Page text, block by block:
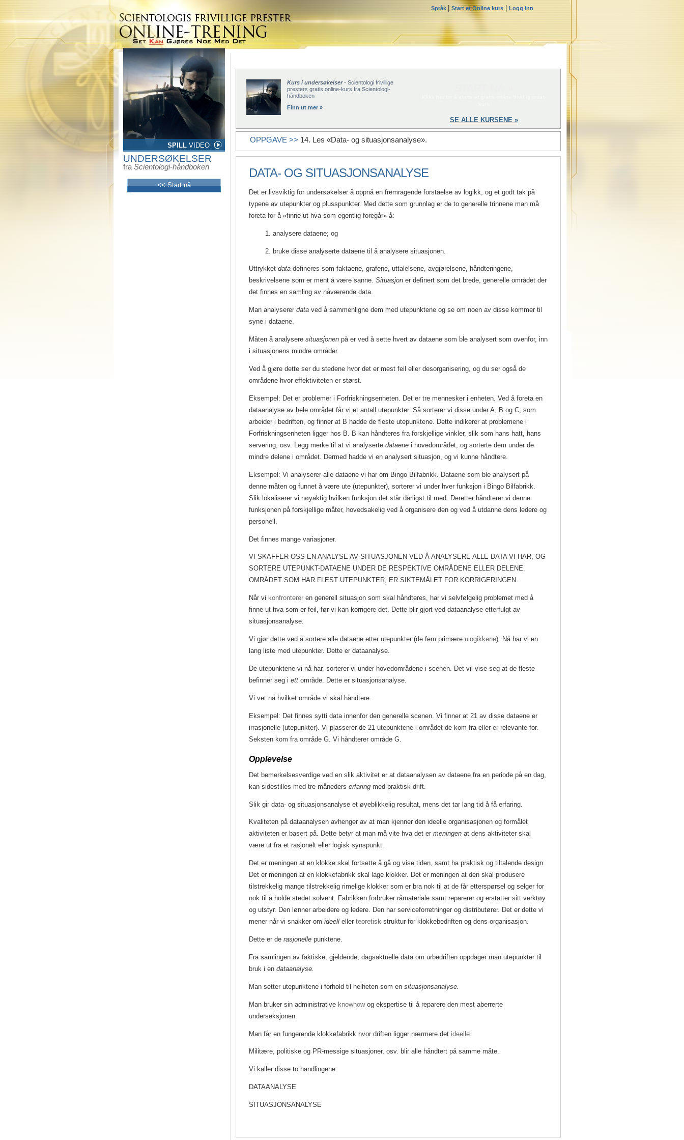
Språk Start et Online kurs Logg inn
SPILL VIDEO
UNDERSØKELSER
fra Scientologi-håndboken
<< Start nå
Kurs i undersøkelser- Scientologi frivillige
presters gratis online-kurs fra Scientologi-
håndboken
Finn ut mer »
SE ALLE KURSENE »
OPPGAVE >> 14. Les «Data- og situasjonsanalyse».
DATA- OG SITUASJONSANALYSE
Det er livsviktig for undersøkelser å oppnå en fremragende forståelse av logikk, og et godt tak på
typene av utepunkter og plusspunkter. Med dette som grunnlag er de to generelle trinnene man må
foreta for å «finne ut hva som egentlig foregår» å:
1. analysere dataene; og
2. bruke disse analyserte dataene til å analysere situasjonen.
Uttrykket data defineres som faktaene, grafene, uttalelsene, avgjørelsene, håndteringene,
beskrivelsene som er ment å være sanne. Situasjon er definert som det brede, generelle området der
det finnes en samling av nåværende data.
Man analyserer data ved å sammenligne dem med utepunktene og se om noen av disse kommer til
syne i dataene.
Måten å analysere situasjonen på er ved å sette hvert av dataene som ble analysert som ovenfor, inn
i situasjonens mindre områder.
Ved å gjøre dette ser du stedene hvor det er mest feil eller desorganisering, og du ser også de
områdene hvor effektiviteten er størst.
Eksempel: Det er problemer i Forfriskningsenheten. Det er tre mennesker i enheten. Ved å foreta en
dataanalyse av hele området får vi et antall utepunkter. Så sorterer vi disse under A, B og C, som
arbeider i bedriften, og finner at B hadde de fleste utepunktene. Dette indikerer at problemene i
Forfriskningsenheten ligger hos B. B kan håndteres fra forskjellige vinkler, slik som hans hatt, hans
servering, osv. Legg merke til at vi analyserte dataene i hovedområdet, og sorterte dem under de
mindre delene i området. Dermed hadde vi en analysert situasjon, og vi kunne håndtere.
Eksempel: Vi analyserer alle dataene vi har om Bingo Bilfabrikk. Dataene som ble analysert på
denne måten og funnet å være ute (utepunkter), sorterer vi under hver funksjon i Bingo Bilfabrikk.
Slik lokaliserer vi nøyaktig hvilken funksjon det står dårligst til med. Deretter håndterer vi denne
funksjonen på forskjellige måter, hovedsakelig ved å organisere den og ved å utdanne dens ledere og
personell.
Det finnes mange variasjoner.
VI SKAFFER OSS EN ANALYSE AV SITUASJONEN VED Å ANALYSERE ALLE DATA VI HAR, OG
SORTERE UTEPUNKT-DATAENE UNDER DE RESPEKTIVE OMRÅDENE ELLER DELENE.
OMRÅDET SOM HAR FLEST UTEPUNKTER, ER SIKTEMÅLET FOR KORRIGERINGEN.
Når vi konfronterer en generell situasjon som skal håndteres, har vi selvfølgelig problemet med å
finne ut hva som er feil, før vi kan korrigere det. Dette blir gjort ved dataanalyse etterfulgt av
situasjonsanalyse.
Vi gjør dette ved å sortere alle dataene etter utepunkter (de fem primære ulogikkene). Nå har vi en
lang liste med utepunkter. Dette er dataanalyse.
De utepunktene vi nå har, sorterer vi under hovedområdene i scenen. Det vil vise seg at de fleste
befinner seg i ett område. Dette er situasjonsanalyse.
Vi vet nå hvilket område vi skal håndtere.
Eksempel: Det finnes sytti data innenfor den generelle scenen. Vi finner at 21 av disse dataene er
irrasjonelle (utepunkter). Vi plasserer de 21 utepunktene i området de kom fra eller er relevante for.
Seksten kom fra område G. Vi håndterer område G.
Opplevelse
Det bemerkelsesverdige ved en slik aktivitet er at dataanalysen av dataene fra en periode på en dag,
kan sidestilles med tre måneders erfaring med praktisk drift.
Slik gir data- og situasjonsanalyse et øyeblikkelig resultat, mens det tar lang tid å få erfaring.
Kvaliteten på dataanalysen avhenger av at man kjenner den ideelle organisasjonen og formålet
aktiviteten er basert på. Dette betyr at man må vite hva det er meningen at dens aktiviteter skal
være ut fra et rasjonelt eller logisk synspunkt.
Det er meningen at en klokke skal fortsette å gå og vise tiden, samt ha praktisk og tiltalende design.
Det er meningen at en klokkefabrikk skal lage klokker. Det er meningen at den skal produsere
tilstrekkelig mange tilstrekkelig rimelige klokker som er bra nok til at de får etterspørsel og selger for
nok til å holde stedet solvent. Fabrikken forbruker råmateriale samt reparerer og erstatter sitt verktøy
og utstyr. Den lønner arbeidere og ledere. Den har serviceforretninger og distributører. Det er dette vi
mener når vi snakker om ideell eller teoretisk struktur for klokkebedriften og dens organisasjon.
Dette er de rasjonelle punktene.
Fra samlingen av faktiske, gjeldende, dagsaktuelle data om urbedriften oppdager man utepunkter til
bruk i en dataanalyse.
Man setter utepunktene i forhold til helheten som en situasjonsanalyse.
Man bruker sin administrative knowhowog ekspertise til å reparere den mest aberrerte
underseksjonen.
Man får en fungerende klokkefabrikk hvor driften ligger nærmere det ideelle
Militære, politiske og PR-messige situasjoner, osv. blir alle håndtert på samme måte.
Vi kaller disse to handlingene:
DATAANALYSE
SITUASJONSANALYSE